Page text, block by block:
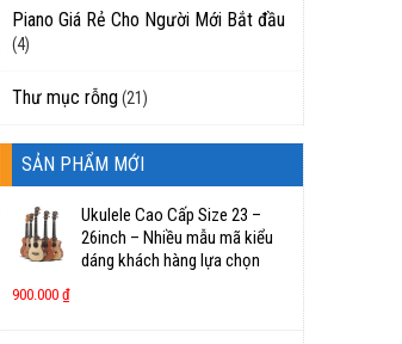
Piano Giá Rẻ Cho Người Mới Bắt đầu
(4)
Thư mục rỗng (21)
SẢN PHẨM MỚI
Ukulele Cao Cấp Size 23 –
26inch – Nhiều mẫu mã kiểu
dáng khách hàng lựa chọn
900.000 ₫